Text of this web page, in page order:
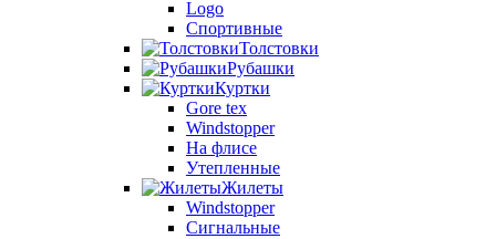
Logo
Спортивные
Толстовки
Рубашки
Куртки
Gore tex
Windstopper
На флисе
Утепленные
Жилеты
Windstopper
Сигнальные